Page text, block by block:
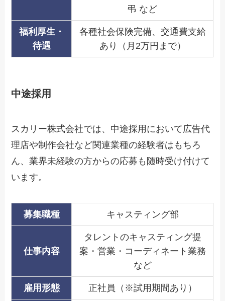
弔 など
福利厚生・
待遇
各種社会保険完備、交通費支給
あり（月2万円まで）
中途採用
スカリー株式会社では、中途採用において広告代
理店や制作会社など関連業種の経験者はもちろ
ん、業界未経験の方からの応募も随時受け付けて
います。
募集職種 キャスティング部
仕事内容
タレントのキャスティング提
案・営業・コーディネート業務
など
雇用形態 正社員（※試用期間あり）